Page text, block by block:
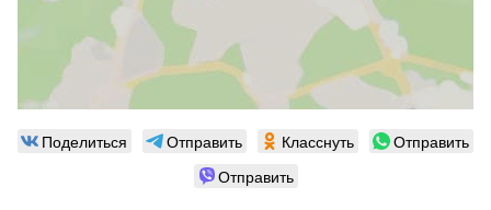
Поделиться Отправить Класснуть
Отправить
Отправить